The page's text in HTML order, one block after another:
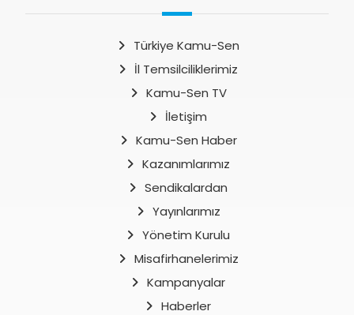
Türkiye Kamu-Sen
İl Temsilciliklerimiz
Kamu-Sen TV
İletişim
Kamu-Sen Haber
Kazanımlarımız
Sendikalardan
Yayınlarımız
Yönetim Kurulu
Misafirhanelerimiz
Kampanyalar
Haberler